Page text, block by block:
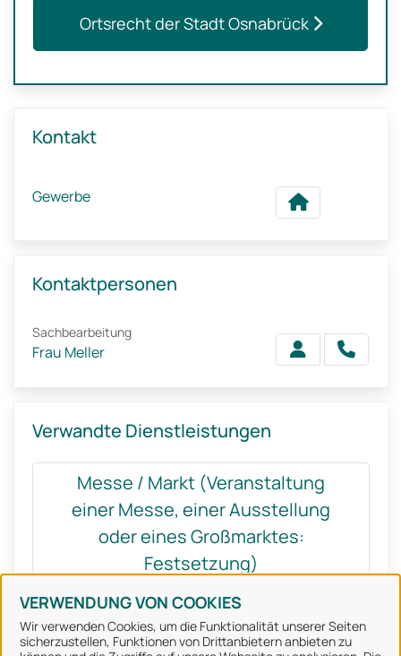
VERWENDUNG VON COOKIES
Wir verwenden Cookies, um die Funktionalität unserer Seiten
sicherzustellen, Funktionen von Drittanbietern anbieten zu
Ortsrecht der Stadt Osnabrück
Kontakt
Gewerbe
Kontaktpersonen
Sachbearbeitung
Frau Meller
Verwandte Dienstleistungen
Messe / Markt (Veranstaltung
einer Messe, einer Ausstellung
oder eines Großmarktes:
Festsetzung)